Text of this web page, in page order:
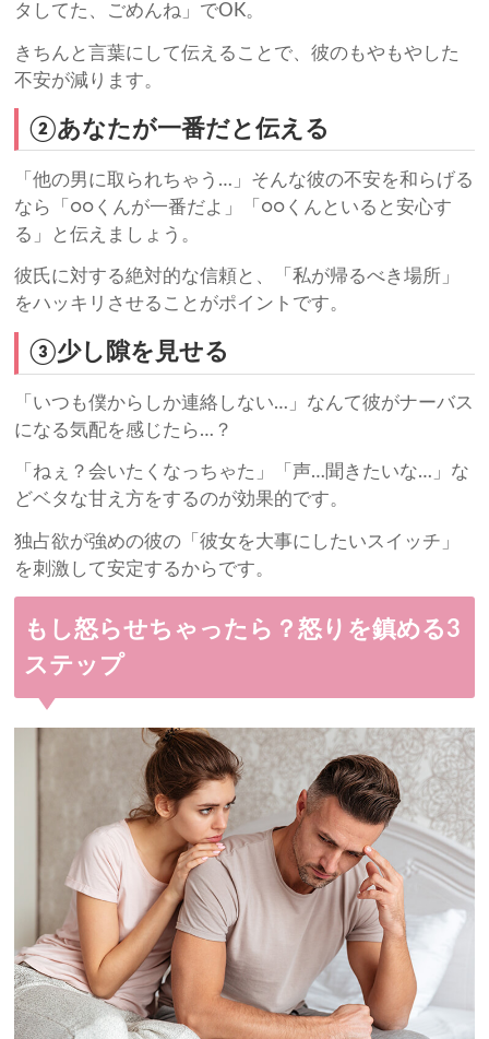
タしてた、ごめんね」でOK。
きちんと言葉にして伝えることで、彼のもやもやした
不安が減ります。
②あなたが一番だと伝える
「他の男に取られちゃう…」そんな彼の不安を和らげる
なら「○○くんが一番だよ」「○○くんといると安心す
る」と伝えましょう。
彼氏に対する絶対的な信頼と、「私が帰るべき場所」
をハッキリさせることがポイントです。
③少し隙を見せる
「いつも僕からしか連絡しない…」なんて彼がナーバス
になる気配を感じたら…？
「ねぇ？会いたくなっちゃた」「声…聞きたいな…」な
どベタな甘え方をするのが効果的です。
独占欲が強めの彼の「彼女を大事にしたいスイッチ」
を刺激して安定するからです。
もし怒らせちゃったら？怒りを鎮める3
ステップ